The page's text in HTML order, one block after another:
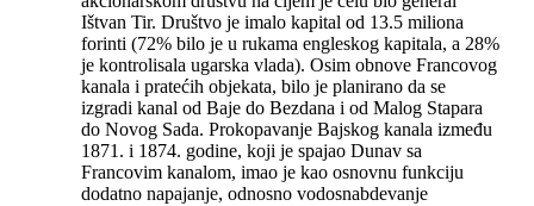
Ištvan Tir. Društvo je imalo kapital od 13.5 miliona
forinti (72% bilo je u rukama engleskog kapitala, a 28%
je kontrolisala ugarska vlada). Osim obnove Francovog
kanala i pratećih objekata, bilo je planirano da se
izgradi kanal od Baje do Bezdana i od Malog Stapara
do Novog Sada. Prokopavanje Bajskog kanala između
1871. i 1874. godine, koji je spajao Dunav sa
Francovim kanalom, imao je kao osnovnu funkciju
dodatno napajanje, odnosno vodosnabdevanje